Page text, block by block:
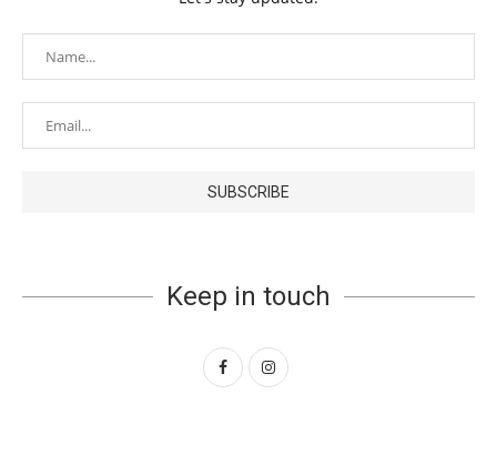
Keep in touch